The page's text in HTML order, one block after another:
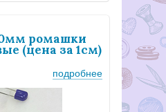
ромашки
(цена за 1см)
подробнее